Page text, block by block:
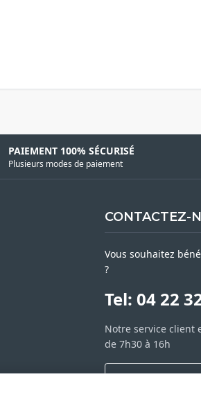
PAIEMENT 100% SÉCURISÉ
Plusieurs modes de paiement
CONTACTEZ-
Vous souhaitez
?
Tel: 04 22
Notre service client
de 7h30 à 16h
NOUS